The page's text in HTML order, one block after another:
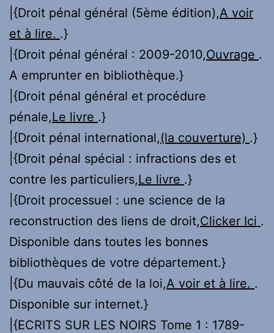
|{Droit pénal général (5ème édition),A voir
et à lire. .}
|{Droit pénal général : 2009-2010,Ouvrage .
A emprunter en bibliothèque.}
|{Droit pénal général et procédure
pénale,Le livre .}
|{Droit pénal international,(la couverture) .}
|{Droit pénal spécial : infractions des et
contre les particuliers,Le livre .}
|{Droit processuel : une science de la
reconstruction des liens de droit,Clicker Ici .
Disponible dans toutes les bonnes
bibliothèques de votre département.}
|{Du mauvais côté de la loi,A voir et à lire. .
Disponible sur internet.}
|{ECRITS SUR LES NOIRS Tome 1 : 1789-